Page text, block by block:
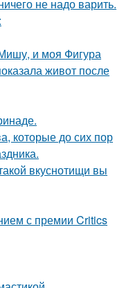
не надо варить.
и моя Фигура
живот после
которые до сих пор
вкуснотищи вы
с премии Critics